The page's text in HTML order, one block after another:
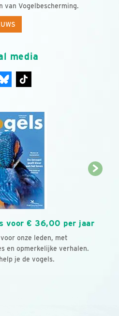
Vogelbescherming.
media
voor € 36,00 per jaar
onze leden, met
en opmerkelijke verhalen.
je de vogels.